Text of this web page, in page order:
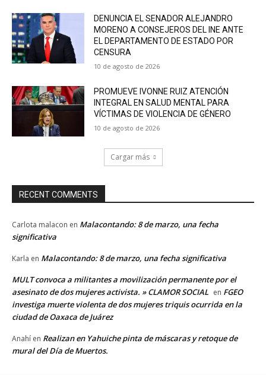
DENUNCIA EL SENADOR ALEJANDRO
MORENO A CONSEJEROS DEL INE ANTE
EL DEPARTAMENTO DE ESTADO POR
CENSURA
10 de agosto de 2026
PROMUEVE IVONNE RUIZ ATENCIÓN
INTEGRAL EN SALUD MENTAL PARA
VÍCTIMAS DE VIOLENCIA DE GÉNERO
10 de agosto de 2026
Cargar más
RECENT COMMENTS
Carlota malacon en Malacontando: 8 de marzo, una fecha
significativa
Karla en Malacontando: 8 de marzo, una fecha significativa
MULT convoca a militantes a movilización permanente por el
asesinato de dos mujeres activista. » CLAMOR SOCIAL en FGEO
investiga muerte violenta de dos mujeres triquis ocurrida en la
ciudad de Oaxaca de Juárez
Anahí en Realizan en Yahuiche pinta de máscaras y retoque de
mural del Día de Muertos.